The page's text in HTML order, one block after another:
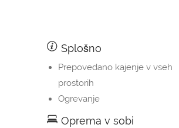
Splošno
Prepovedano kajenje v vseh
prostorih
Ogrevanje
Oprema v sobi